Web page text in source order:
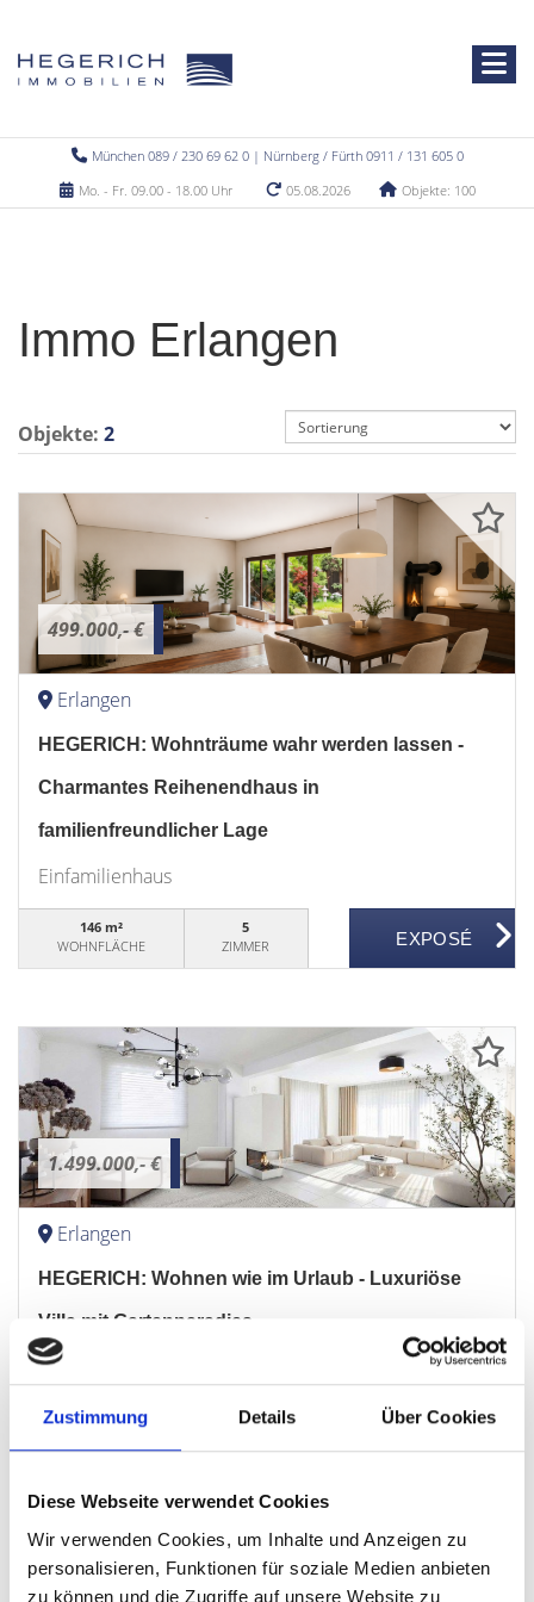
Zustimmung Details Über Cookies
Diese Webseite verwendet Cookies
Wir verwenden Cookies, um Inhalte und Anzeigen zu
personalisieren, Funktionen für soziale Medien anbieten
zu können und die Zugriffe auf unsere Website zu
München 089 / 230 69 62 0 | Nürnberg / Fürth 0911 / 131 605 0
Mo. - Fr. 09.00 - 18.00 Uhr
05.08.2026 Objekte: 100
Immo Erlangen
Objekte: 2
499.000,- €
Erlangen
HEGERICH: Wohnträume wahr werden lassen -
Charmantes Reihenendhaus in
familienfreundlicher Lage
Einfamilienhaus
146 m²
WOHNFLÄCHE
5
ZIMMER
1.499.000,- €
Erlangen
HEGERICH: Wohnen wie im Urlaub - Luxuriöse
Villa mit Gartenparadies
Villa
291 m²
6